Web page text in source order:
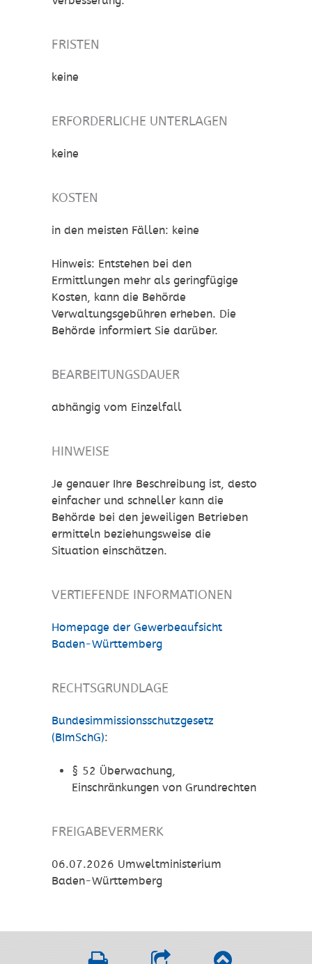
FRISTEN
keine
ERFORDERLICHE UNTERLAGEN
keine
KOSTEN
in den meisten Fällen: keine
Hinweis: Entstehen bei den
Ermittlungen mehr als geringfügige
Kosten, kann die Behörde
Verwaltungsgebühren erheben. Die
Behörde informiert Sie darüber.
BEARBEITUNGSDAUER
abhängig vom Einzelfall
HINWEISE
Je genauer Ihre Beschreibung ist, desto
einfacher und schneller kann die
Behörde bei den jeweiligen Betrieben
ermitteln beziehungsweise die
Situation einschätzen.
VERTIEFENDE INFORMATIONEN
Homepage der Gewerbeaufsicht
Baden-Württemberg
RECHTSGRUNDLAGE
Bundesimmissionsschutzgesetz
(BImSchG):
§ 52 Überwachung,
Einschränkungen von Grundrechten
FREIGABEVERMERK
06.07.2026 Umweltministerium
Baden-Württemberg